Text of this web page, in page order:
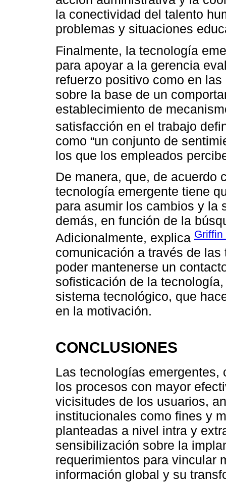
la conectividad del talento
problemas y situaciones
Finalmente, la tecnología
para apoyar a la gerencia
refuerzo positivo como en
sobre la base de un
establecimiento de
satisfacción en el trabajo
como “un conjunto de
los que los empleados
De manera, que, de acuerdo
tecnología emergente tiene
para asumir los cambios y la
demás, en función de la
Adicionalmente, explica Griffin
comunicación a través de
poder mantenerse un
sofisticación de la
sistema tecnológico, que
en la motivación.
CONCLUSIONES
Las tecnologías
los procesos con mayor
vicisitudes de los usuarios,
institucionales como fines y
planteadas a nivel intra y
sensibilización sobre la
requerimientos para vincular
información global y su